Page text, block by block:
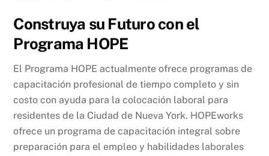
Construya su Futuro con el
Programa HOPE
El Programa HOPE actualmente ofrece programas de
capacitación profesional de tiempo completo y sin
costo con ayuda para la colocación laboral para
residentes de la Ciudad de Nueva York. HOPEworks
ofrece un programa de capacitación integral sobre
preparación para el empleo y habilidades laborales